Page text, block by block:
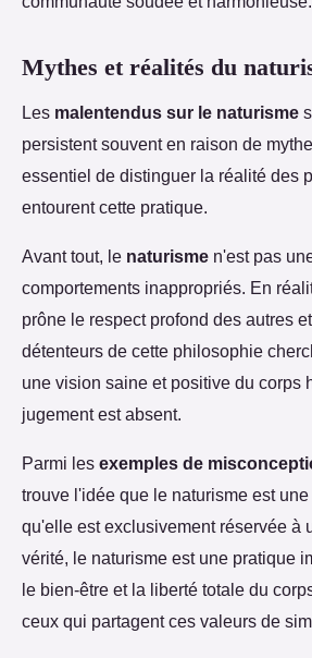
Mythes et réalités du
Les malentendus sur le naturisme
persistent souvent en raison de
essentiel de distinguer la réalité des
entourent cette pratique.
Avant tout, le naturisme n'est pas
comportements inappropriés. En
prône le respect profond des autres
détenteurs de cette philosophie
une vision saine et positive du corps
jugement est absent.
Parmi les exemples de
trouve l'idée que le naturisme est
qu'elle est exclusivement réservée à
vérité, le naturisme est une pratique
le bien-être et la liberté totale du
ceux qui partagent ces valeurs de